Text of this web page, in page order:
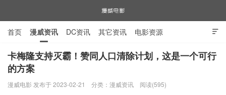
漫威电影

首页 漫威资讯 DC资讯 其它资讯 电影资源
电视剧资源 漫威图片
卡梅隆支持灭霸！赞同人口清除计划，这是一个可行
的方案
漫威电影 发布于 2023-02-21 分类： 漫威资讯 阅读(595)